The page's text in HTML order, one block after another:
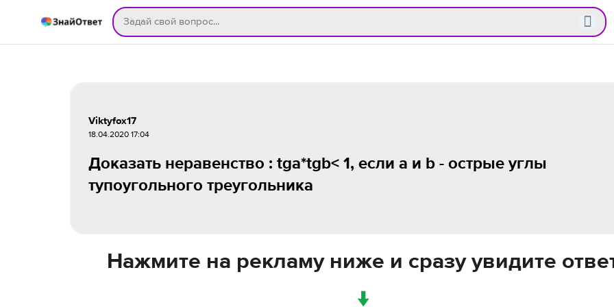
Viktyfox17
18.04.2020 17:04
Доказать неравенство : tga*tgb< 1, если a и b - острые углы
тупоугольного треугольника
Нажмите на рекламу ниже и сразу увидите